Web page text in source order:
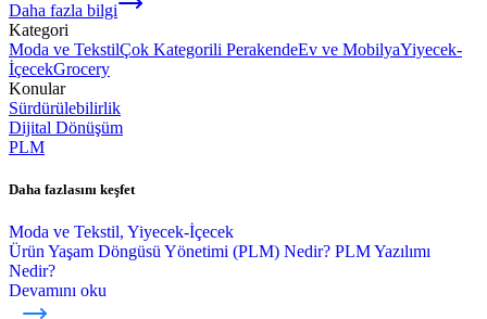
Daha fazla bilgi
Kategori
Moda ve TekstilÇok Kategorili PerakendeEv ve MobilyaYiyecek-
İçecekGrocery
Konular
Sürdürülebilirlik
Dijital Dönüşüm
PLM
Daha fazlasını keşfet
Moda ve Tekstil, Yiyecek-İçecek
Ürün Yaşam Döngüsü Yönetimi (PLM) Nedir? PLM Yazılımı
Nedir?
Devamını oku